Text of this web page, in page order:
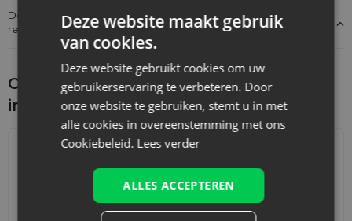
Details over de conformiteit van het product met de
regelgeving: Productverantwoordelijkheid
Ontdek wat je nog meer zou kunnen
interesseren
Deze website maakt gebruik
van cookies.
Deze website gebruikt cookies om uw
gebruikerservaring te verbeteren. Door
onze website te gebruiken, stemt u in met
alle cookies in overeenstemming met ons
Cookiebeleid. Lees verder
ALLES ACCEPTEREN